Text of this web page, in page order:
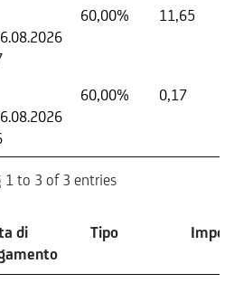
60,00% 11,65
60,00% 0,17
1 to 3 of 3 entries
di
Tipo